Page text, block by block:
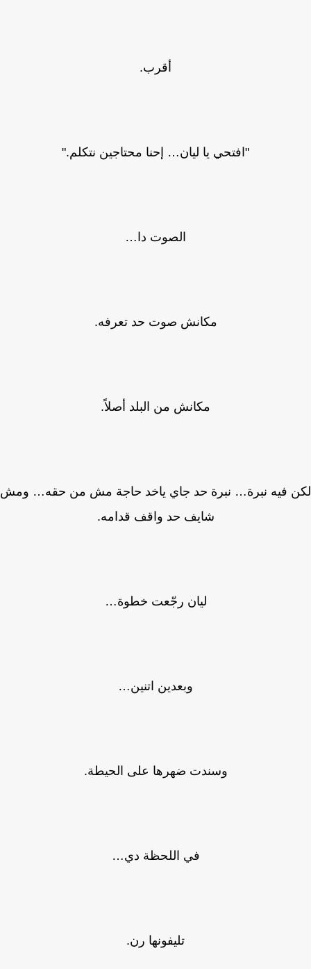
أقرب.
"افتحي يا ليان… إحنا محتاجين نتكلم."
الصوت دا…
مكانش صوت حد تعرفه.
مكانش من البلد أصلاً.
فيه نبرة… نبرة حد جاي ياخد حاجة مش من حقه… ومش
شايف حد واقف قدامه.
ليان رجّعت خطوة…
وبعدين اتنين…
وسندت ضهرها على الحيطة.
في اللحظة دي…
تليفونها رن.